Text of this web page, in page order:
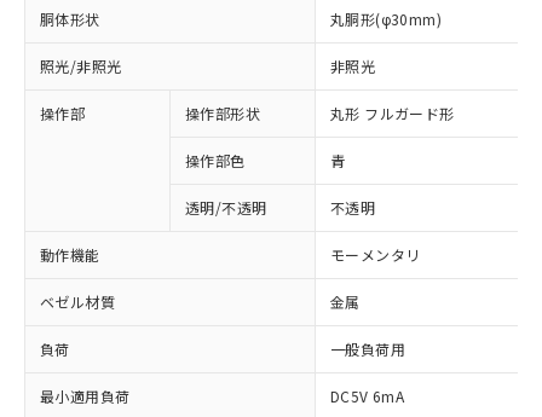
胴体形状 丸胴形(φ30mm)
照光/非照光 非照光
操作部 操作部形状 丸形 フルガード形
操作部色 青
透明/不透明 不透明
動作機能 モーメンタリ
ベゼル材質 金属
負荷 一般負荷用
最小適用負荷 DC5V 6mA